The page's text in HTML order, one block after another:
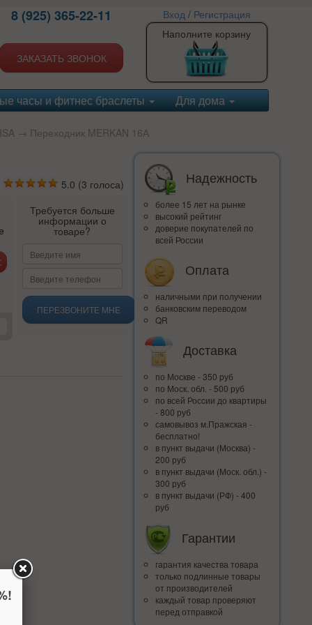
8 (925) 365-22-11
ЗАКАЗАТЬ ЗВОНОК
Вход/ Регистрация
Наполните корзину
часы и фитнес браслеты Для дома
ISA → Переходник MERKAN 16А
5.0 (3 голоса)
Требуется больше
информации о
товаре?
ПЕРЕЗВОНИТЕ МНЕ
Надежность
более 15 лет на рынке
высокий рейтинг
доверие покупателей по
всей России
Оплата
наличными при получении
банковским переводом
QR
Доставка
по Москве - 350 руб
по Моск. обл. - 500 руб
по всей Росcии до квартиры
- 800 руб
самовывоз м.Пражская -
бесплатно!
в пункт выдачи (Москва) -
200 руб
в пункт выдачи (Моск. обл.) -
300 руб
в пункт выдачи (РФ) - 400
руб
Гарантии
гарантия качества товара
только подлинные товары
от производителей
каждый товар проверяют
перед отправкой